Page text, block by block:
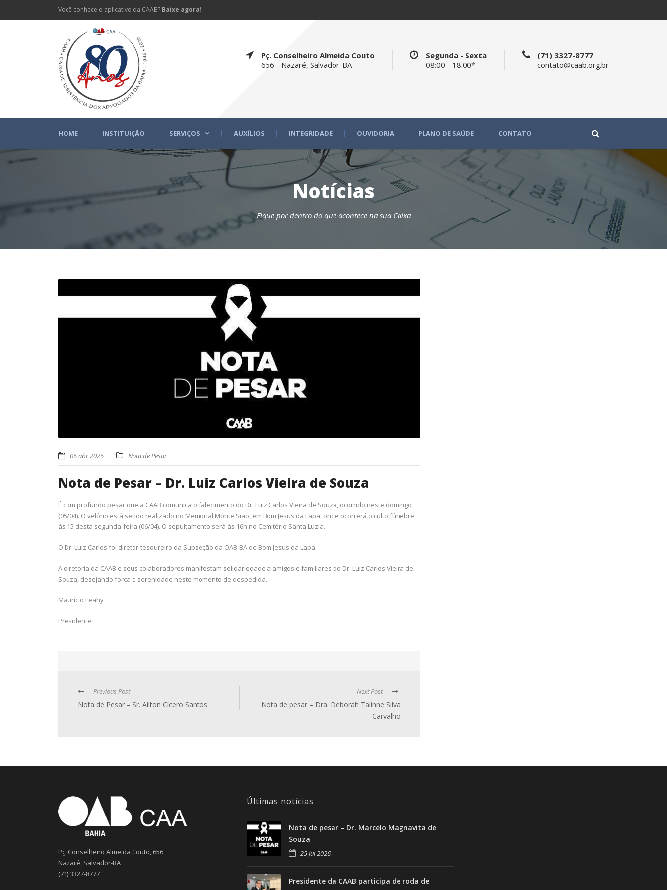
Você conhece o aplicativo da CAAB? Baixe agora!
Pç. Conselheiro Almeida Couto
656 - Nazaré, Salvador-BA
Segunda - Sexta
08:00 - 18:00*
(71) 3327-8777
contato@caab.org.br
HOME INSTITUIÇÃO SERVIÇOS AUXÍLIOS INTEGRIDADE OUVIDORIA PLANO DE SAÚDE CONTATO
Notícias
Fique por dentro do que acontece na sua Caixa
06 abr 2026 Nota de Pesar
Nota de Pesar – Dr. Luiz Carlos Vieira de Souza
É com profundo pesar que a CAAB comunica o falecimento do Dr. Luiz Carlos Vieira de Souza, ocorrido neste domingo
(05/04). O velório está sendo realizado no Memorial Monte Sião, em Bom Jesus da Lapa, onde ocorrerá o culto fúnebre
às 15 desta segunda-feira (06/04). O sepultamento será às 16h no Cemitério Santa Luzia.
O Dr. Luiz Carlos foi diretor-tesoureiro da Subseção da OAB-BA de Bom Jesus da Lapa.
A diretoria da CAAB e seus colaboradores manifestam solidariedade a amigos e familiares do Dr. Luiz Carlos Vieira de
Souza, desejando força e serenidade neste momento de despedida.
Maurício Leahy
Presidente
Previous Post
Nota de Pesar – Sr. Ailton Cícero Santos
Next Post
Nota de pesar – Dra. Deborah Talinne Silva
Carvalho
Pç. Conselheiro Almeida Couto, 656
Nazaré, Salvador-BA
(71) 3327-8777
Últimas notícias
Nota de pesar – Dr. Marcelo Magnavita de
Souza
25 jul 2026
Presidente da CAAB participa de roda de